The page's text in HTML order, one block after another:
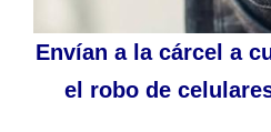
Envían a la cárcel a
el robo de